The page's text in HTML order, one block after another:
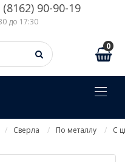
(8162) 90-90-19
до 17:30
0
Сверла По металлу С